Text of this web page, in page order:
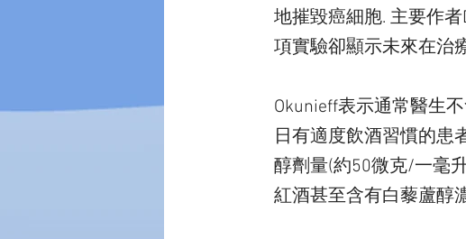
地摧毀癌細胞. 主要作
項實驗卻顯示未來在治
Okunieff表示通常醫生
日有適度飲酒習慣的患
醇劑量(約50微克/一毫
紅酒甚至含有白藜蘆醇